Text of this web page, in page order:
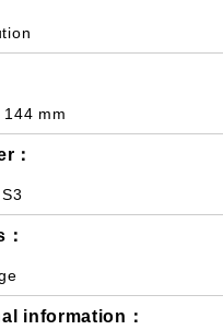
mm
：
information：